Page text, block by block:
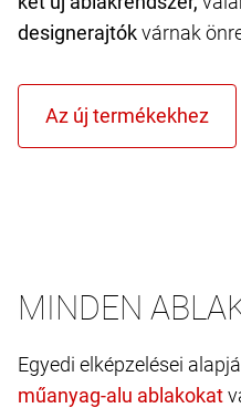
designerajtókvárnak
MINDEN
Egyedi elképzelései